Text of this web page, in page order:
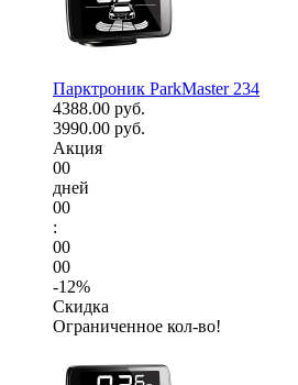
Парктроник ParkMaster 234
4388.00 руб.
3990.00 руб.
Акция
00
дней
00
:
00
00
-12%
Скидка
Ограниченное кол-во!